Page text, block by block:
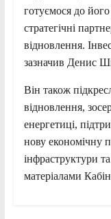
готуємося до
стратегічні
відновлення.
зазначив Денис
Він також
відновлення,
енергетиці,
нову економічну
інфраструктури
матеріалами